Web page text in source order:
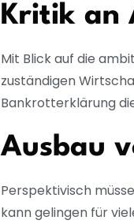
Kritik an
Mit Blick auf die
zuständigen
Bankrotterklärung
Ausbau
Perspektivisch
kann gelingen für